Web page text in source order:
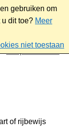
gebruiken om
dit toe? Meer
niet toestaan
Paspoort en ID-
of rijbewijs